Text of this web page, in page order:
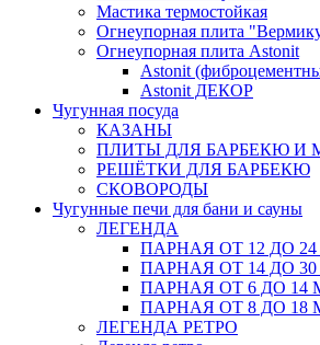
Мастика термостойкая
Огнеупорная плита
Огнеупорная плита Astonit
Astonit
Astonit ДЕКОР
Чугунная посуда
КАЗАНЫ
ПЛИТЫ ДЛЯ БАРБЕКЮ И
РЕШЁТКИ ДЛЯ БАРБЕКЮ
СКОВОРОДЫ
Чугунные печи для бани и сауны
ЛЕГЕНДА
ПАРНАЯ ОТ 12 ДО
ПАРНАЯ ОТ 14 ДО
ПАРНАЯ ОТ 6 ДО 14
ПАРНАЯ ОТ 8 ДО 18
ЛЕГЕНДА РЕТРО